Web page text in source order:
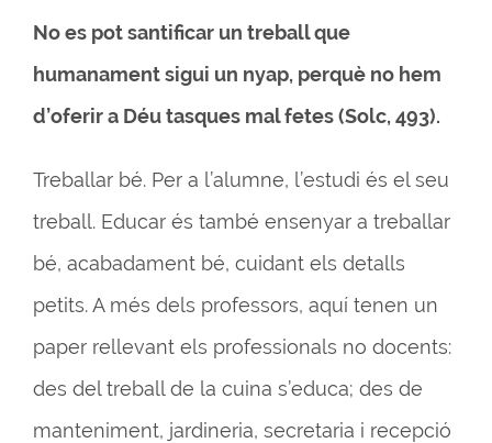
No es pot santificar un treball que
humanament sigui un nyap, perquè no hem
d’oferir a Déu tasques mal fetes (Solc, 493).
Treballar bé. Per a l’alumne, l’estudi és el seu
treball. Educar és també ensenyar a treballar
bé, acabadament bé, cuidant els detalls
petits. A més dels professors, aquí tenen un
paper rellevant els professionals no docents:
des del treball de la cuina s’educa; des de
manteniment, jardineria, secretaria i recepció